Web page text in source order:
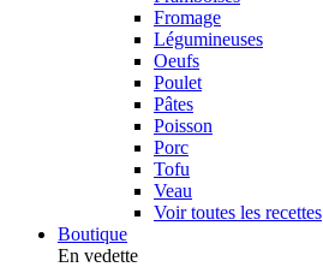
Fromage
Légumineuses
Oeufs
Poulet
Pâtes
Poisson
Porc
Tofu
Veau
Voir toutes les recettes
Boutique
En vedette